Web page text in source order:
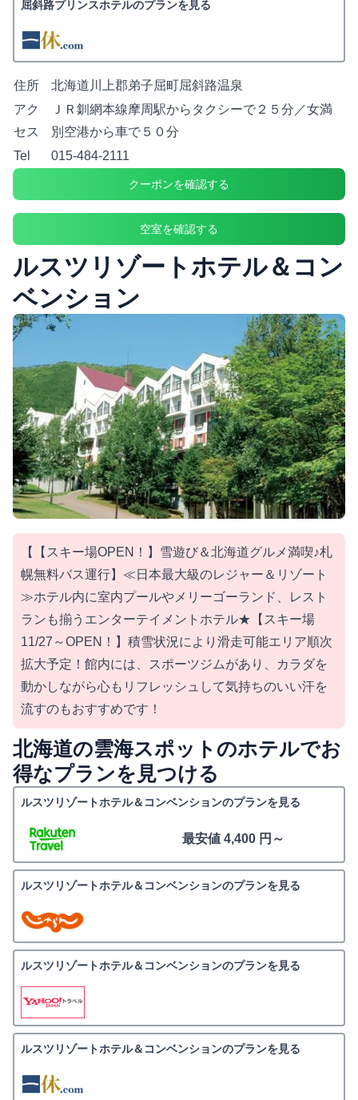
屈斜路プリンスホテルのプランを見る
住所
北海道川上郡弟子屈町屈斜路温泉
アク
セス
ＪＲ釧網本線摩周駅からタクシーで２５分／女満
別空港から車で５０分
Tel
015-484-2111
クーポンを確認する
空室を確認する
ルスツリゾートホテル＆コン
ベンション
【【スキー場OPEN！】雪遊び＆北海道グルメ満喫♪札
幌無料バス運行】≪日本最大級のレジャー＆リゾート
≫ホテル内に室内プールやメリーゴーランド、レスト
ランも揃うエンターテイメントホテル★【スキー場
11/27～OPEN！】積雪状況により滑走可能エリア順次
拡大予定！館内には、スポーツジムがあり、カラダを
動かしながら心もリフレッシュして気持ちのいい汗を
流すのもおすすめです！
北海道の雲海スポットのホテルでお
得なプランを見つける
ルスツリゾートホテル＆コンベンションのプランを見る
最安値 4,400 円～
ルスツリゾートホテル＆コンベンションのプランを見る
ルスツリゾートホテル＆コンベンションのプランを見る
ルスツリゾートホテル＆コンベンションのプランを見る